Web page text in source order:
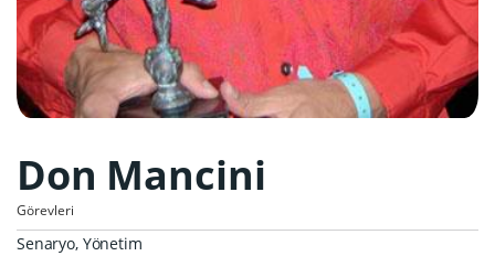
Don Mancini
Görevleri
Senaryo, Yönetim